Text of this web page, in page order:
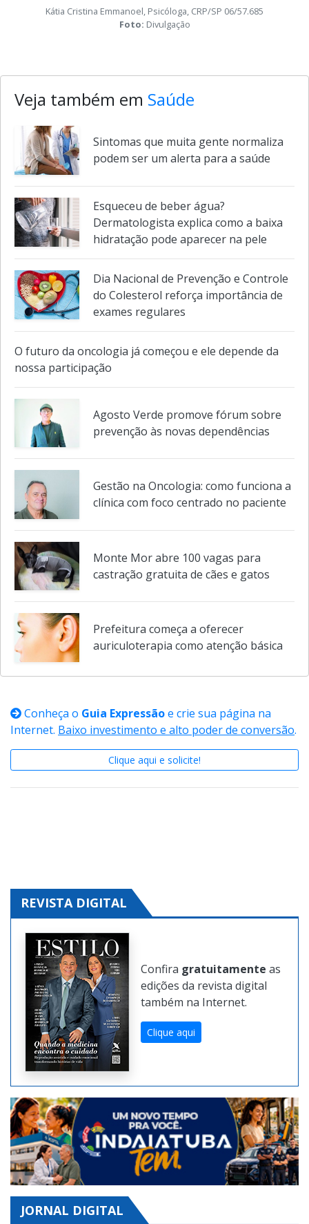
Veja também em
Sintomas que muita gente normaliza
podem ser um alerta para a saúde
Esqueceu de beber água?
Dermatologista explica como a baixa
hidratação pode aparecer na pele
Dia Nacional de Prevenção e Controle
do Colesterol reforça importância de
exames regulares
O futuro da oncologia já começou e ele depende da
nossa participação
Agosto Verde promove fórum sobre
prevenção às novas dependências
Gestão na Oncologia: como funciona a
clínica com foco centrado no paciente
Monte Mor abre 100 vagas para
castração gratuita de cães e gatos
Prefeitura começa a oferecer
Conheça oGuia Expressãoe crie sua página na
Internet.Baixo investimento e alto poder de conversão.
Clique aqui e solicite!
Confira gratuitamente
edições da revista digital
também na Internet.